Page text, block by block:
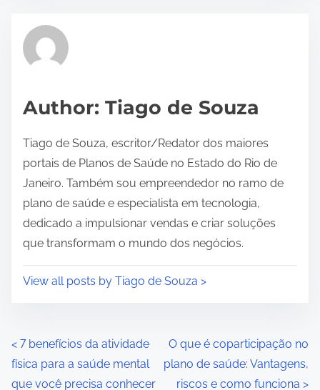
r
e
t
i
e
Author: Tiago de Souza
Tiago de Souza, escritor/Redator dos maiores
portais de Planos de Saúde no Estado do Rio de
Janeiro. Também sou empreendedor no ramo de
plano de saúde e especialista em tecnologia,
dedicado a impulsionar vendas e criar soluções
que transformam o mundo dos negócios.
View all posts by Tiago de Souza >
P
o
< 7 benefícios da atividade
física para a saúde mental
que você precisa conhecer
O que é coparticipação no
plano de saúde: Vantagens,
riscos e como funciona >